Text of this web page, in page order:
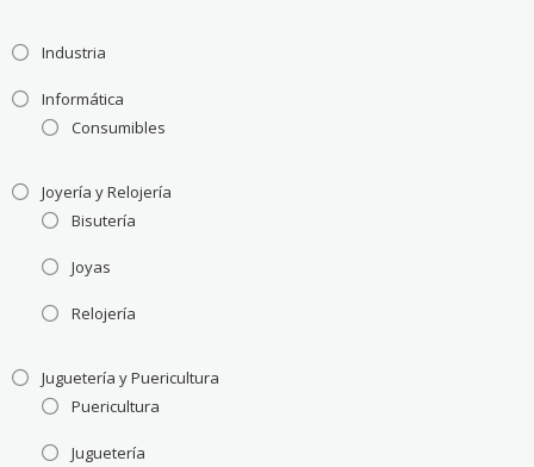
Industria
Informática
Consumibles
Joyería y Relojería
Bisutería
Joyas
Relojería
Juguetería y Puericultura
Puericultura
Juguetería